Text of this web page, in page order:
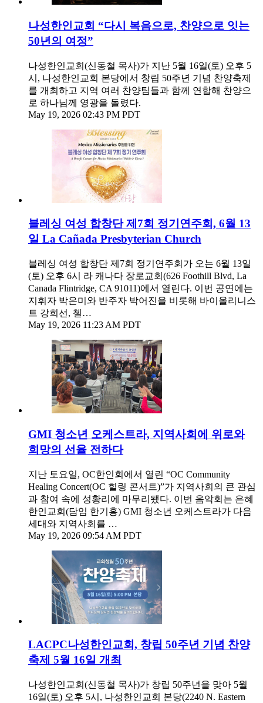
나성한인교회 “다시 복음으로, 찬양으로 잇는
50년의 여정”
나성한인교회(신동철 목사)가 지난 5월 16일(토) 오후 5
시, 나성한인교회 본당에서 창립 50주년 기념 찬양축제
를 개최하고 지역 여러 찬양팀들과 함께 연합해 찬양으
로 하나님께 영광을 돌렸다.
May 19, 2026 02:43 PM PDT
블레싱 여성 합창단 제7회 정기연주회, 6월 13
일 La Cañada Presbyterian Church
블레싱 여성 합창단 제7회 정기연주회가 오는 6월 13일
(토) 오후 6시 라 캐나다 장로교회(626 Foothill Blvd, La
Canada Flintridge, CA 91011)에서 열린다. 이번 공연에는
지휘자 박은미와 반주자 박어진을 비롯해 바이올리니스
트 강희선, 첼…
May 19, 2026 11:23 AM PDT
GMI 청소년 오케스트라, 지역사회에 위로와
희망의 선율 전하다
지난 토요일, OC한인회에서 열린 “OC Community
Healing Concert(OC 힐링 콘서트)”가 지역사회의 큰 관심
과 참여 속에 성황리에 마무리됐다. 이번 음악회는 은혜
한인교회(담임 한기홍) GMI 청소년 오케스트라가 다음
세대와 지역사회를 …
May 19, 2026 09:54 AM PDT
LACPC나성한인교회, 창립 50주년 기념 찬양
축제 5월 16일 개최
나성한인교회(신동철 목사)가 창립 50주년을 맞아 5월
16일(토) 오후 5시, 나성한인교회 본당(2240 N. Eastern